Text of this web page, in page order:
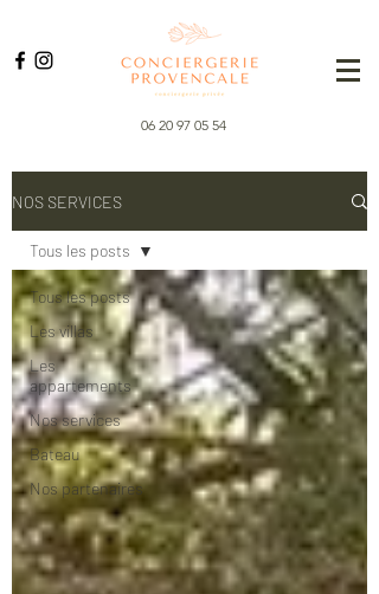
06 20 97 05 54
NOS SERVICES
Tous les posts
Les villas
Les
appartements
Nos services
Bateau
Nos partenaires
Tous les posts